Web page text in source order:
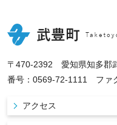
〒470-2392 愛知県知多郡
番号：0569-72-1111 ファ
アクセス